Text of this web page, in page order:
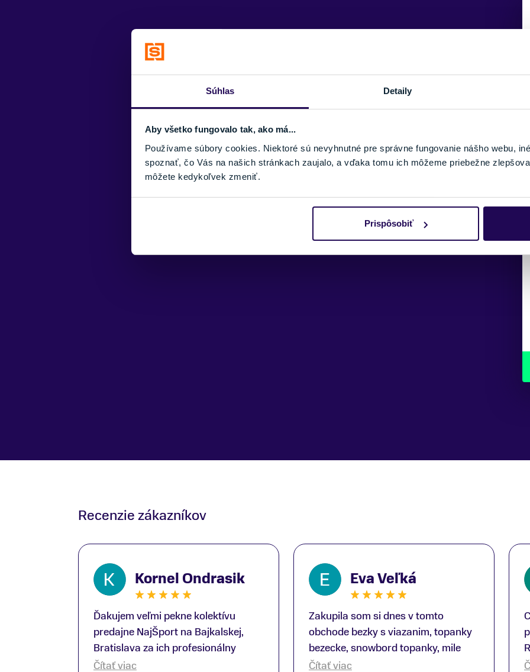
Súhlas Detaily
Aby všetko fungovalo tak, ako má...
Používame súbory cookies. Niektoré sú nevyhnutné pre správne fungovanie nášho webu,
spoznať, čo Vás na našich stránkach zaujalo, a vďaka tomu ich môžeme priebežne
môžete kedykoľvek zmeniť.
Prispôsobiť
Recenzie zákazníkov
Kornel Ondrasik
Ďakujem veľmi pekne kolektívu
predajne NajŠport na Bajkalskej,
Bratislava za ich profesionálny
prístup k zákazníkom; Zvlášť
Čítať viac
Eva Veľká
Zakupila som si dnes v tomto
obchode bezky s viazanim, topanky
bezecke, snowbord topanky, mile
prekvapenie ako Peter, ktory nas
Čítať viac